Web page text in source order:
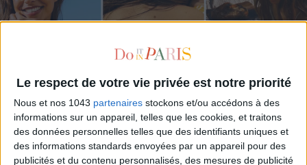
Le respect de votre vie privée est notre priorité
Nous et nos 1043 partenaires stockons et/ou accédons à des
informations sur un appareil, telles que les cookies, et traitons
des données personnelles telles que des identifiants uniques et
des informations standards envoyées par un appareil pour des
publicités et du contenu personnalisés, des mesures de publicité
LES SPF 50 QUI DONNENT ENVIE DE SE TARTINER